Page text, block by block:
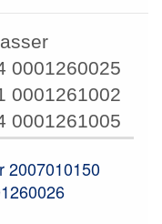
0001260025
0001261002
0001261005
2007010150